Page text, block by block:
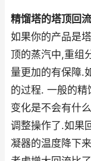
精馏塔的塔顶回
如果你的产品是
顶的蒸汽中,重组
量更加的有保障.
的过程. 一般的
变化是不会有什
调整操作了.如果
凝器的温度降下